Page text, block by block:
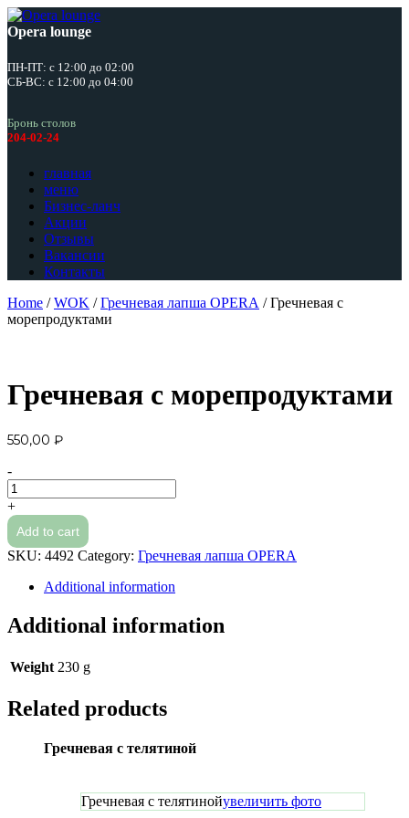
Opera lounge
ПН-ПТ: с 12:00 до 02:00
СБ-ВС: с 12:00 до 04:00
Бронь столов
204-02-24
главная
меню
Бизнес-ланч
Акции
Отзывы
Вакансии
Контакты
Home /WOK /Гречневая лапша OPERA / Гречневая с
морепродуктами
Гречневая с морепродуктами
550,00 ₽
-
Гречневая
с
морепродуктами
quantity
+
Add to cart
SKU: 4492 Category: Гречневая лапша OPERA
Additional information
Additional information
Weight 230 g
Related products
Гречневая с телятиной
Гречневая с телятинойувеличить фото